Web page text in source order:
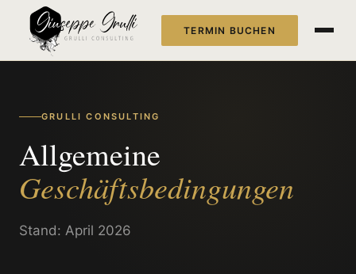
TERMIN BUCHEN
GRULLI CONSULTING
Allgemeine
Geschäftsbedingungen
Stand: April 2026